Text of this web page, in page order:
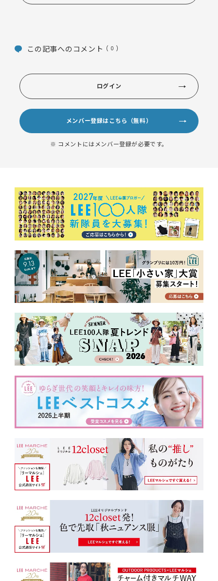
この記事へのコメント ( 0 )
ログイン
メンバー登録はこちら（無料）
※ コメントにはメンバー登録が必要です。